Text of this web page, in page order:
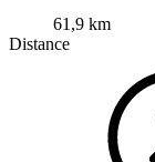
61,9 km
Distance